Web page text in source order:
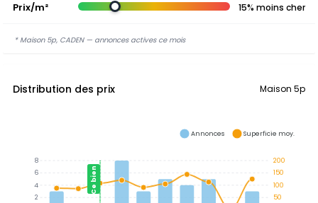
Prix/m² 15% moins cher
* Maison 5p, CADEN — annonces actives ce mois
Distribution des prix Maison 5p
Ce bien
200
150
100
50
8
6
4
2
Annonces Superficie moy.